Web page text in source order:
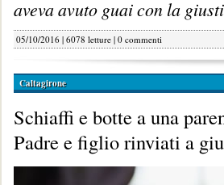
aveva avuto guai con la
05/10/2016 | 6078 letture | 0 commenti
Caltagirone
Schiaffi e botte a una
Padre e figlio rinviati a